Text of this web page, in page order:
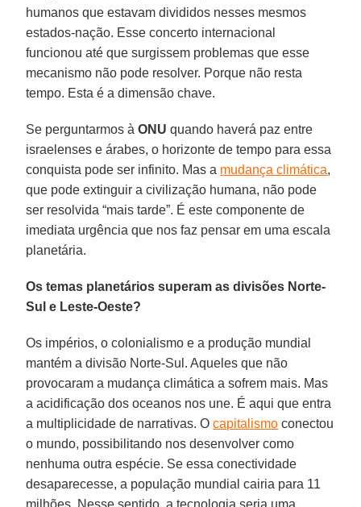
humanos que estavam divididos nesses mesmos
estados-nação. Esse concerto internacional
funcionou até que surgissem problemas que esse
mecanismo não pode resolver. Porque não resta
tempo. Esta é a dimensão chave.
Se perguntarmos àONU quando haverá paz entre
israelenses e árabes, o horizonte de tempo para essa
conquista pode ser infinito. Mas a mudança climática,
que pode extinguir a civilização humana, não pode
ser resolvida “mais tarde”. É este componente de
imediata urgência que nos faz pensar em uma escala
planetária.
Os temas planetários superam as divisões Norte-
Sul e Leste-Oeste?
Os impérios, o colonialismo e a produção mundial
mantém a divisão Norte-Sul. Aqueles que não
provocaram a mudança climática a sofrem mais. Mas
a acidificação dos oceanos nos une. É aqui que entra
a multiplicidade de narrativas. Ocapitalismo conectou
o mundo, possibilitando nos desenvolver como
nenhuma outra espécie. Se essa conectividade
desaparecesse, a população mundial cairia para 11
milhões. Nesse sentido, a tecnologia seria uma